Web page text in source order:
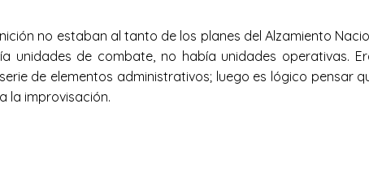
no estaban al tanto de los planes del Alzamiento
unidades de combate, no había unidades operativas.
de elementos administrativos; luego es lógico pensar
la improvisación.